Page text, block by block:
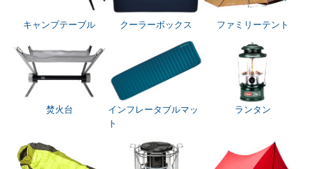
キャンプテーブル クーラーボックス ファミリーテント
焚火台
インフレータブルマッ
ト
ランタン